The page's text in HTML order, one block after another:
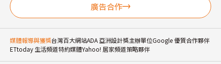
廣告合作
媒體報導與獲獎台灣百大網站ADA 亞洲設計獎主辦單位Google 優質合作夥伴
ETtoday 生活頻道特約媒體Yahoo! 居家頻道策略夥伴